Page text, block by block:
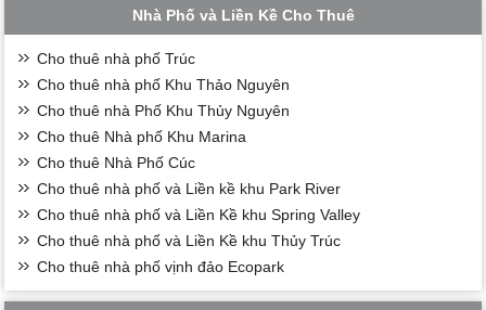
Nhà Phố và Liền Kề Cho Thuê
Cho thuê nhà phố Trúc
Cho thuê nhà phố Khu Thảo Nguyên
Cho thuê nhà Phố Khu Thủy Nguyên
Cho thuê Nhà phố Khu Marina
Cho thuê Nhà Phố Cúc
Cho thuê nhà phố và Liền kề khu Park River
Cho thuê nhà phố và Liền Kề khu Spring Valley
Cho thuê nhà phố và Liền Kề khu Thủy Trúc
Cho thuê nhà phố vịnh đảo Ecopark